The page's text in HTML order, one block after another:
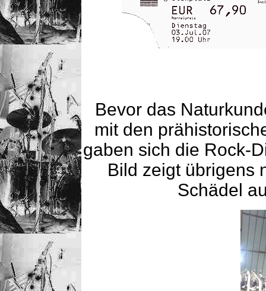
Bevor das
mit den
gaben sich die Rock-
Bild zeigt übrigens
Schädel